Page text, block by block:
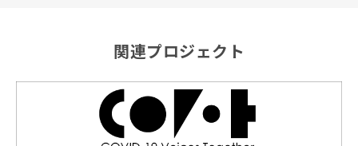
関連プロジェクト